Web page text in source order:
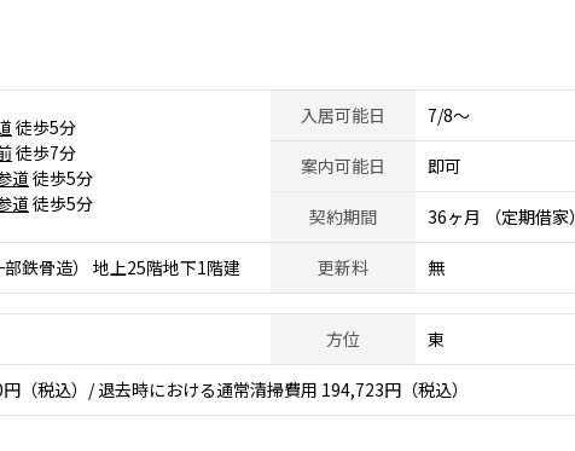
徒歩5分
徒歩7分
道徒歩5分
道徒歩5分
入居可能日 7/8～
案内可能日 即可
契約期間 36ヶ月 （定期借家）
鉄骨造） 地上25階地下1階建 更新料 無
方位 東
（税込）/ 退去時における通常清掃費用 194,723円（税込）